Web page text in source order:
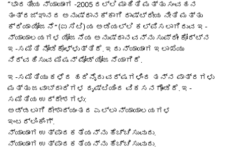
“ಭಾರತೀಯ ನ್ಯಾಯಾಂಗ -2005 ರಲ್ಲಿ ಮಾಹಿತಿ ಮತ್ತು ಸಂವಹನ
ತಂತ್ರಜ್ಞಾನದ ಅನುಷ್ಠಾನಕ್ಕಾಗಿ ರಾಷ್ಟ್ರೀಯ ನೀತಿ ಮತ್ತು
ಕ್ರಿಯಾ ಯೋಜನೆ” (ಐಸಿಟಿ) ಯ ಅಡಿಯಲ್ಲಿ ಕಲ್ಪಿಸಲಾಗಿರುವ ಇ-
ನ್ಯಾಯಾಲಯಗಳ ಯೋಜನೆಯ ಅನುಷ್ಠಾನವನ್ನು ಸುಪ್ರೀಂ ಕೋರ್ಟ್‌ನ
ಇ-ಸಮಿತಿ ನೋಡಿಕೊಳ್ಳುತ್ತಿದೆ. ಇದು ನ್ಯಾಯಾಂಗ ಇಲಾಖೆಯು
ನಿರ್ವಹಿಸುವ ಮಿಷನ್ ಮೋಡ್ ಯೋಜನೆಯಾಗಿದೆ.
ಇ-ಸಮಿತಿಯು ಕಳೆದ ಹದಿನೈದು ವರ್ಷಗಳಿಂದ ತನ್ನ ಪಾತ್ರಗಳು
ಮತ್ತು ಜವಾಬ್ದಾರಿಗಳ ದೃಷ್ಟಿಯಿಂದ ವಿಕಸನಗೊಂಡಿದೆ. ಇ-
ಸಮಿತಿಯ ಉದ್ದೇಶಗಳು:
ಅಡ್ಡಲಾಗಿ ದೇಶಾದ್ಯಂತದ ಎಲ್ಲಾ ನ್ಯಾಯಾಲಯಗಳ
ಇಂಟರ್ಲಿಂಕಿಂಗ್.
ನ್ಯಾಯಾಂಗ ಉತ್ಪಾದಕತೆಯನ್ನು ಹೆಚ್ಚಿಸುವುದು.
ನ್ಯಾಯಾಂಗ ಉತ್ಪಾದಕತೆಯನ್ನು ಹೆಚ್ಚಿಸುವುದು.